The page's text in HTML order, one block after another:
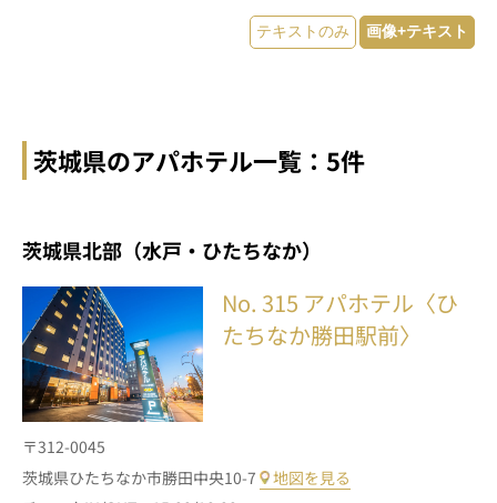
茨城県のアパホテル一覧：5件
茨城県北部（水戸・ひたちなか）
No. 315 アパホテル〈ひ
たちなか勝田駅前〉
〒312-0045
茨城県ひたちなか市勝田中央10-7
地図を見る